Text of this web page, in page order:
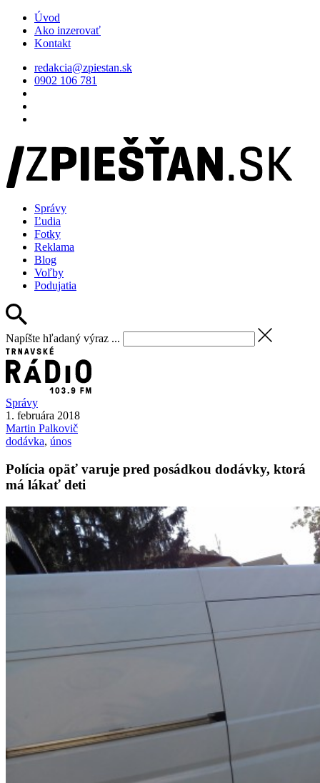
Úvod
Ako inzerovať
Kontakt
redakcia@zpiestan.sk
0902 106 781
Správy
Ľudia
Fotky
Reklama
Blog
Voľby
Podujatia
Napíšte hľadaný výraz ...
Správy
1. februára 2018
Martin Palkovič
dodávka, únos
Polícia opäť varuje pred posádkou dodávky, ktorá
má lákať deti